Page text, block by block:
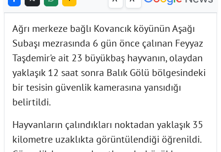
Ağrı merkeze bağlı Kovancık köyünün Aşağı
Subaşı mezrasında 6 gün önce çalınan Feyyaz
Taşdemir'e ait 23 büyükbaş hayvanın, olaydan
yaklaşık 12 saat sonra Balık Gölü bölgesindeki
bir tesisin güvenlik kamerasına yansıdığı
belirtildi.
Hayvanların çalındıkları noktadan yaklaşık 35
kilometre uzaklıkta görüntülendiği öğrenildi.